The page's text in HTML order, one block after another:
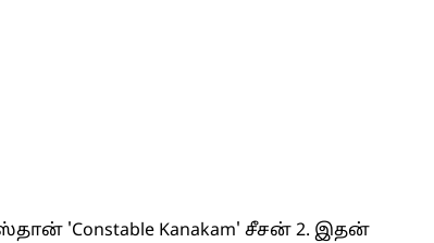
'Constable Kanakam' சீசன் 2. இதன்